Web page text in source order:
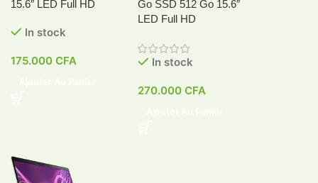
15.6″ LED Full HD
In stock
175.000 CFA
Go SSD 512 Go 15.6″
LED Full HD
In stock
270.000CFA